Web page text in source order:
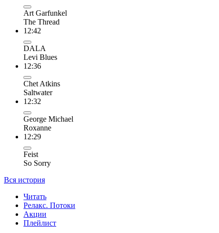
Art Garfunkel
The Thread
12:42
DALA
Levi Blues
12:36
Chet Atkins
Saltwater
12:32
George Michael
Roxanne
12:29
Feist
So Sorry
Вся история
Читать
Релакс. Потоки
Акции
Плейлист